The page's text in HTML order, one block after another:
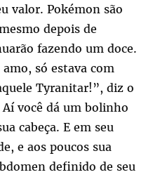
valor. Pokémon são
depois de
fazendo um doce.
só estava com
Tyranitar!”, diz o
você dá um bolinho
cabeça. E em seu
e aos poucos sua
definido de seu